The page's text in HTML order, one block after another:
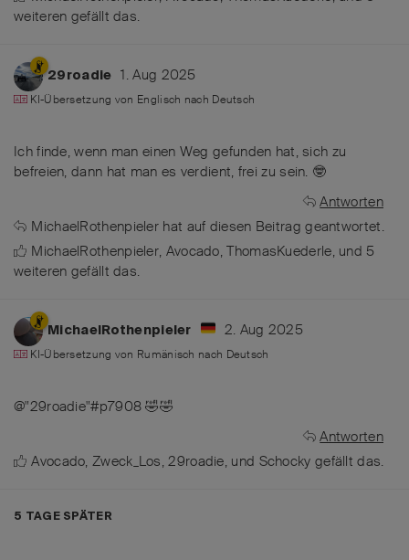
weiteren gefällt das.
29roadie 1. Aug 2025
KI-Übersetzung von Englisch nach Deutsch
Ich finde, wenn man einen Weg gefunden hat, sich zu
befreien, dann hat man es verdient, frei zu sein. 🤓
Antworten
MichaelRothenpieler hat auf diesen Beitrag geantwortet.
MichaelRothenpieler, Avocado,ThomasKuederle, und 5
weiteren gefällt das.
MichaelRothenpieler 2. Aug 2025
KI-Übersetzung von Rumänisch nach Deutsch
@"29roadie"#p7908 🤣🤣
Antworten
Avocado,Zweck_Los,29roadie, und Schocky gefällt das.
5 TAGESPÄTER